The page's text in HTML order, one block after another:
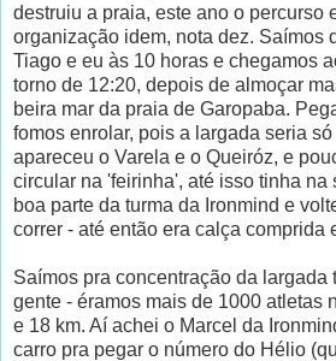
destruiu a praia, este ano o percurso
organização idem, nota dez. Saímos
Tiago e eu às 10 horas e chegamos
torno de 12:20, depois de almoçar
beira mar da praia de Garopaba.
fomos enrolar, pois a largada seria
apareceu o Varela e o Queiróz, e
circular na 'feirinha', até isso tinha na
boa parte da turma da Ironmind e
correr - até então era calça comprida
Saímos pra concentração da largada
gente - éramos mais de 1000 atletas
e 18 km. Aí achei o Marcel da
carro pra pegar o número do Hélio